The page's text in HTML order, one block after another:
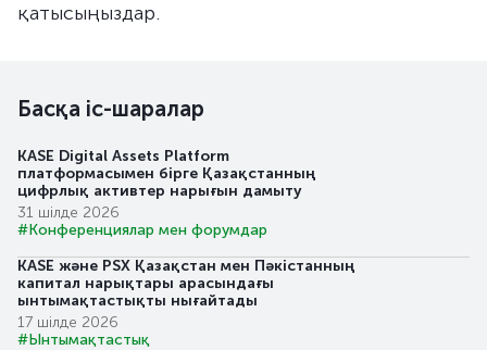
қатысыңыздар.
Басқа іс-шаралар
KASE Digital Assets Platform
платформасымен бірге Қазақстанның
цифрлық активтер нарығын дамыту
31 шілде 2026
#Конференциялар мен форумдар
KASE және PSX Қазақстан мен Пәкістанның
капитал нарықтары арасындағы
ынтымақтастықты нығайтады
17 шілде 2026
#Ынтымақтастық